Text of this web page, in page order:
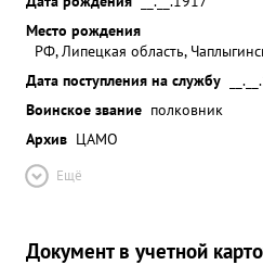
Место рождения
РФ, Липецкая область,
Дата поступления на службу
Воинское звание полковник
Архив ЦАМО
Ещё
Документ в учетной